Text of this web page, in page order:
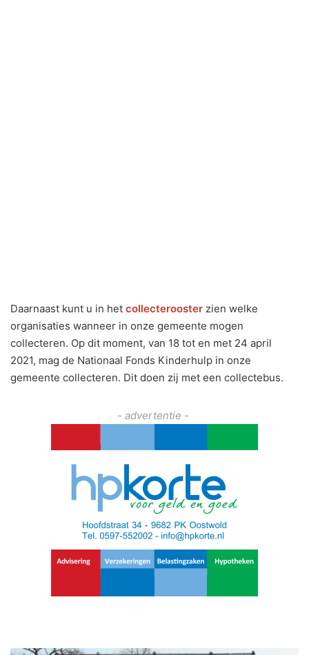
Daarnaast kunt u in het collecterooster zien welke
organisaties wanneer in onze gemeente mogen
collecteren. Op dit moment, van 18 tot en met 24 april
2021, mag de Nationaal Fonds Kinderhulp in onze
gemeente collecteren. Dit doen zij met een collectebus.
- advertentie -